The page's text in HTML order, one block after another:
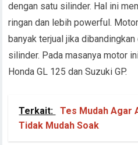
dengan satu silinder. Hal ini
ringan dan lebih powerful.
banyak terjual jika
silinder. Pada masanya motor
Honda GL 125 dan Suzuki GP.
Terkait:
Tes Mudah Agar
Tidak Mudah Soak